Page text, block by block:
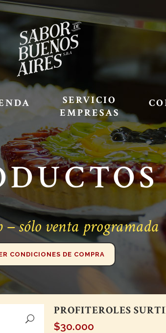
SERVICIO
EMPRESAS
– sólo venta programada
CONDICIONES DE COMPRA
PROFITEROLES
$30.000